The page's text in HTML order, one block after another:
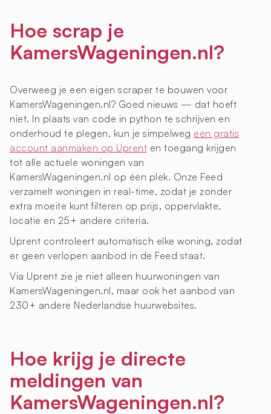
Hoe scrap je
KamersWageningen.nl?
Overweeg je een eigen scraper te bouwen voor
KamersWageningen.nl? Goed nieuws — dat hoeft
niet. In plaats van code in python te schrijven en
onderhoud te plegen, kun je simpelweg een gratis
account aanmaken op Uprent en toegang krijgen
tot alle actuele woningen van
KamersWageningen.nl op één plek. Onze Feed
verzamelt woningen in real-time, zodat je zonder
extra moeite kunt filteren op prijs, oppervlakte,
locatie en 25+ andere criteria.
Uprent controleert automatisch elke woning, zodat
er geen verlopen aanbod in de Feed staat.
Via Uprent zie je niet alleen huurwoningen van
KamersWageningen.nl, maar ook het aanbod van
230+ andere Nederlandse huurwebsites.
Hoe krijg je directe
meldingen van
KamersWageningen.nl?